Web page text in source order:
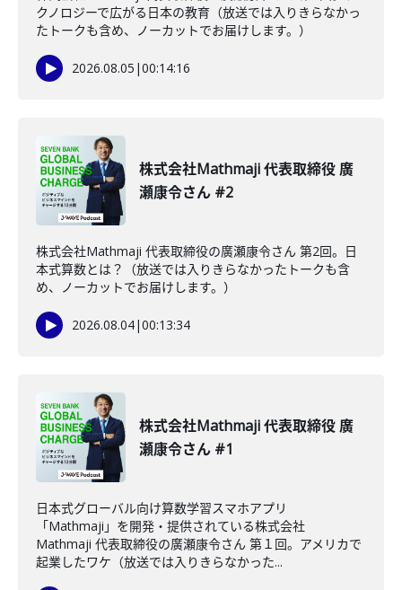
クノロジーで広がる日本の教育（放送では入りきらなかっ
たトークも含め、ノーカットでお届けします。）
2026.08.05 |00:14:16
株式会社Mathmaji 代表取締役 廣
瀬康令さん #2
株式会社Mathmaji 代表取締役の廣瀬康令さん 第2回。日
本式算数とは？（放送では入りきらなかったトークも含
め、ノーカットでお届けします。）
2026.08.04|00:13:34
株式会社Mathmaji 代表取締役 廣
瀬康令さん #1
日本式グローバル向け算数学習スマホアプリ
「Mathmaji」を開発・提供されている株式会社
Mathmaji 代表取締役の廣瀬康令さん 第１回。アメリカで
起業したワケ（放送では入りきらなかった...